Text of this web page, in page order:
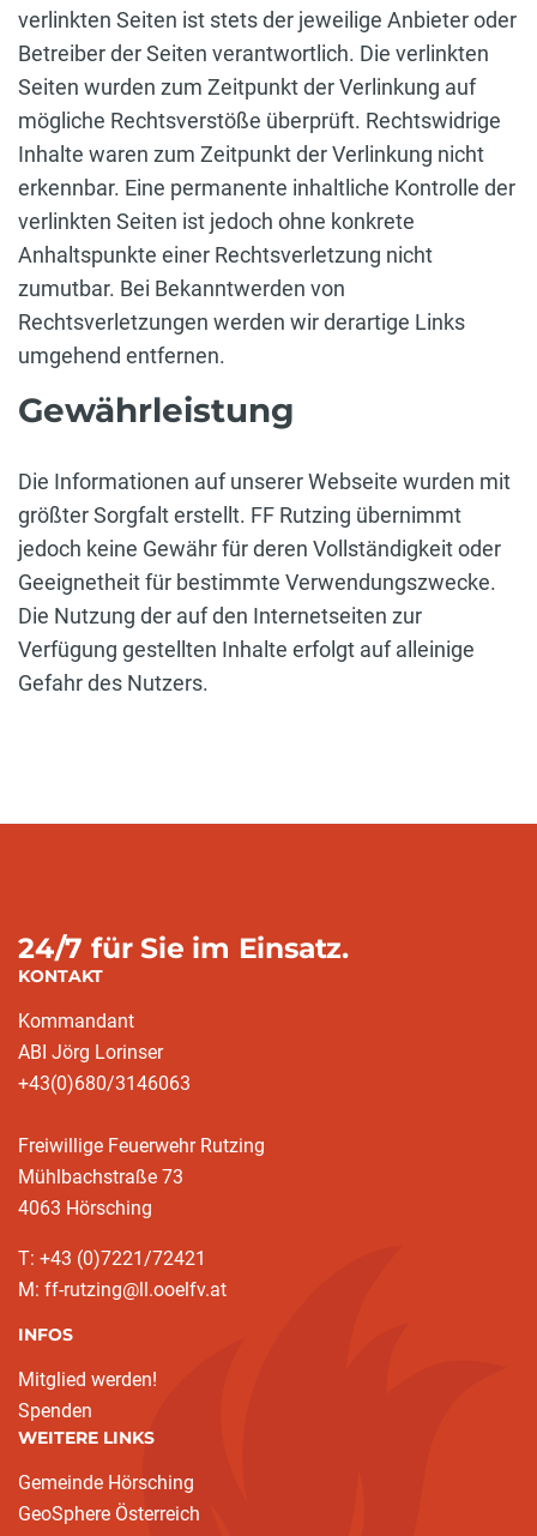
verlinkten Seiten ist stets der jeweilige Anbieter oder
Betreiber der Seiten verantwortlich. Die verlinkten
Seiten wurden zum Zeitpunkt der Verlinkung auf
mögliche Rechtsverstöße überprüft. Rechtswidrige
Inhalte waren zum Zeitpunkt der Verlinkung nicht
erkennbar. Eine permanente inhaltliche Kontrolle der
verlinkten Seiten ist jedoch ohne konkrete
Anhaltspunkte einer Rechtsverletzung nicht
zumutbar. Bei Bekanntwerden von
Rechtsverletzungen werden wir derartige Links
umgehend entfernen.
Gewährleistung
Die Informationen auf unserer Webseite wurden mit
größter Sorgfalt erstellt. FF Rutzing übernimmt
jedoch keine Gewähr für deren Vollständigkeit oder
Geeignetheit für bestimmte Verwendungszwecke.
Die Nutzung der auf den Internetseiten zur
Verfügung gestellten Inhalte erfolgt auf alleinige
Gefahr des Nutzers.
24/7 für Sie im Einsatz.
KONTAKT
Kommandant
ABI Jörg Lorinser
+43(0)680/3146063
Freiwillige Feuerwehr Rutzing
Mühlbachstraße 73
4063 Hörsching
T: +43 (0)7221/72421
M: ff-rutzing@ll.ooelfv.at
INFOS
Mitglied werden!
Spenden
WEITERE LINKS
Gemeinde Hörsching
GeoSphere Österreich